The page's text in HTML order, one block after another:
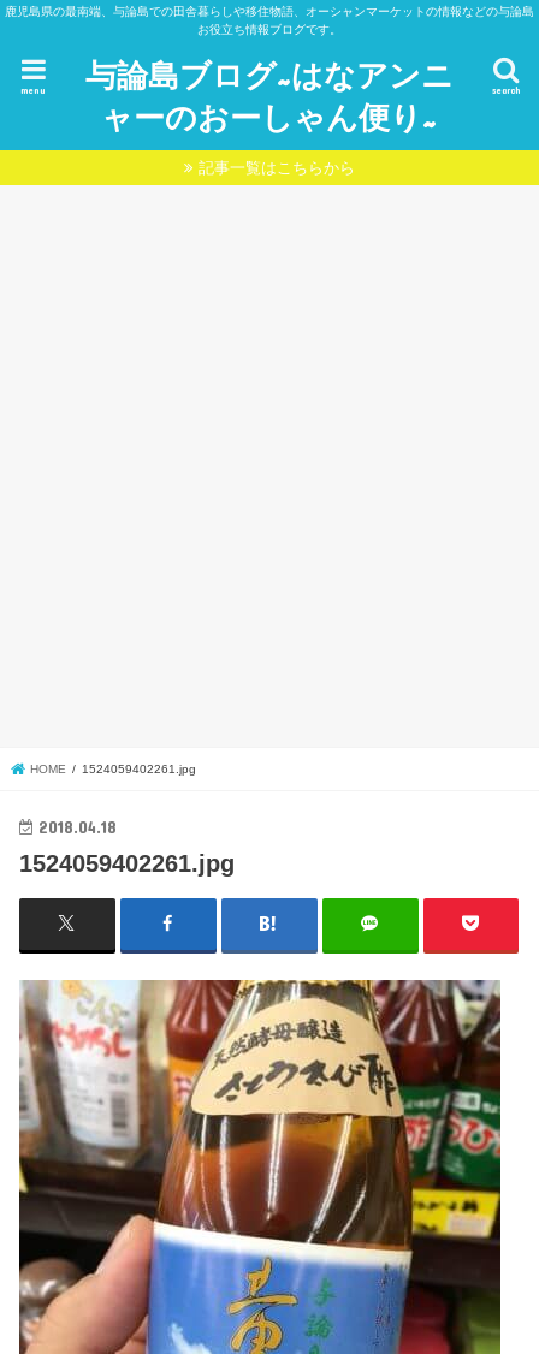
鹿児島県の最南端、与論島での田舎暮らしや移住物語、オーシャンマーケットの情報などの与論島
お役立ち情報ブログです。
与論島ブログ~はなアンニ
ャーのおーしゃん便り~
search
menu
記事一覧はこちらから
HOME 1524059402261.jpg
2018.04.18
1524059402261.jpg